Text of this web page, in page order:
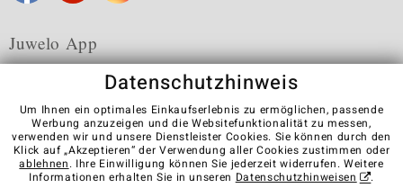
Juwelo App
Karriere AGB Datenschutz Cookies
Impressum
Kontakt
Vertrag widerrufen
Datenschutzhinweis
Um Ihnen ein optimales Einkaufserlebnis zu ermöglichen, passende
Werbung anzuzeigen und die Websitefunktionalität zu messen,
verwenden wir und unsere Dienstleister Cookies. Sie können durch den
Klick auf „Akzeptieren“ der Verwendung aller Cookies zustimmen oder
ablehnen. Ihre Einwilligung können Sie jederzeit widerrufen. Weitere
Informationen erhalten Sie in unseren Datenschutzhinweisen .